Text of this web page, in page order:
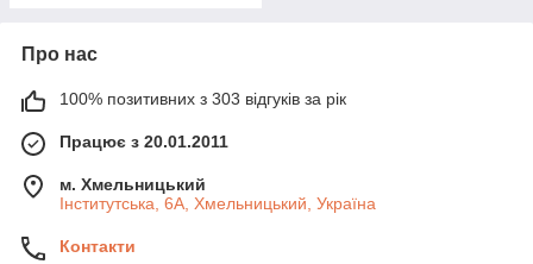
Про нас
100% позитивних з 303 відгуків за рік
Працює з 20.01.2011
м. Хмельницький
Інститутська, 6А, Хмельницький, Україна
Контакти